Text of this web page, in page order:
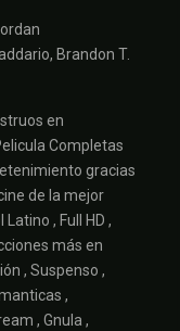
Brandon T.
en
Completas
gracias
de la mejor
, Full HD ,
más en
, Suspenso ,
,
, Gnula ,